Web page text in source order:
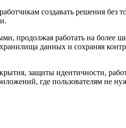
создавать решения без
продолжая работать на более
данных и сохраняя
защиты идентичности,
где пользователям не